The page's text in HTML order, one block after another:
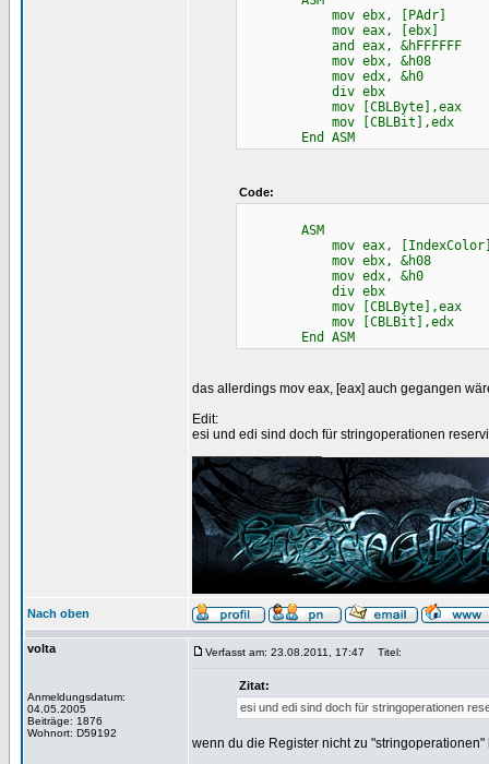
mov ebx, [PAdr]
mov eax, [ebx]
and eax, &hFFFFFF
mov ebx, &h08
mov edx, &h0
div ebx
mov [CBLByte],eax
mov [CBLBit],edx
End ASM
Code:
ASM
mov eax,
mov ebx, &h08
mov edx, &h0
div ebx
mov [CBLByte],eax
mov [CBLBit],edx
End ASM
das allerdings mov eax, [eax] auch gegangen
Edit:
esi und edi sind doch für stringoperationen
Nach oben
volta
Anmeldungsdatum:
04.05.2005
Beiträge: 1876
Wohnort: D59192
Verfasst am: 23.08.2011, 17:47 Titel:
Zitat:
esi und edi sind doch für stringoperationen
wenn du die Register nicht zu